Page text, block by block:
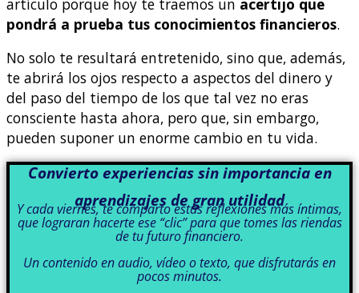
pondrá a prueba tus conocimientos financieros.
No solo te resultará entretenido, sino que, además,
te abrirá los ojos respecto a aspectos del dinero y
del paso del tiempo de los que tal vez no eras
consciente hasta ahora, pero que, sin embargo,
pueden suponer un enorme cambio en tu vida.
Convierto experiencias sin importancia en
aprendizajes de gran utilidad
Y cada viernes, te comparto estas reflexiones más íntimas,
que lograran hacerte ese “clic” para que tomes las riendas
de tu futuro financiero.
Un contenido en audio, vídeo o texto, que disfrutarás en
pocos minutos.